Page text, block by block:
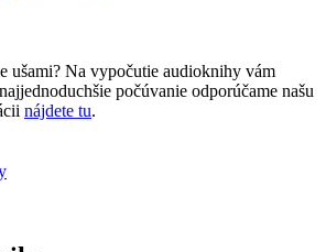
ušami? Na vypočutie audioknihy vám
počúvanie odporúčame našu
nájdete tu.